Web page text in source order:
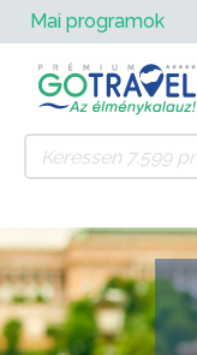
Mai programok